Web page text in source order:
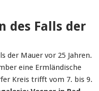
des Falls der
der Mauer vor 25 Jahren.
eine Ermländische
Kreis trifft vom 7. bis 9.